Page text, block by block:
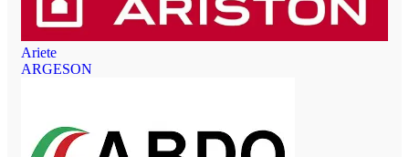
Ariete
ARGESON